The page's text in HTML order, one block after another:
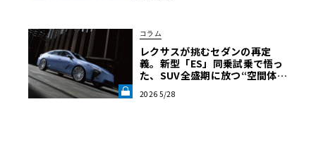
コラム
レクサスが挑むセダンの再定
義。新型「ES」同乗試乗で悟っ
た、SUV全盛期に放つ“空間体
2026 5/28